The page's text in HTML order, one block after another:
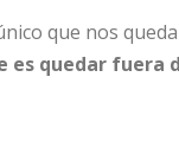
que nos
quedar fuera